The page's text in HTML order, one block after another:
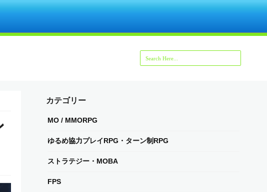
カテゴリー
MO / MMORPG
ゆるめ協力プレイRPG・ターン制RPG
ストラテジー・MOBA
FPS